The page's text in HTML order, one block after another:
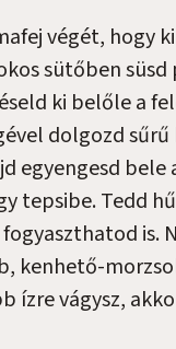
végét, hogy
sütőben
ki belőle a
dolgozd
egyengesd
tepsibe. Tedd
is.
kenhető-
ízre vágysz,